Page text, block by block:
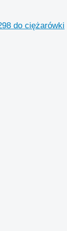
do ciężarówki